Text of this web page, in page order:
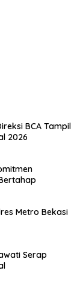
BCA Tampil
2026
Metro Bekasi
Serap